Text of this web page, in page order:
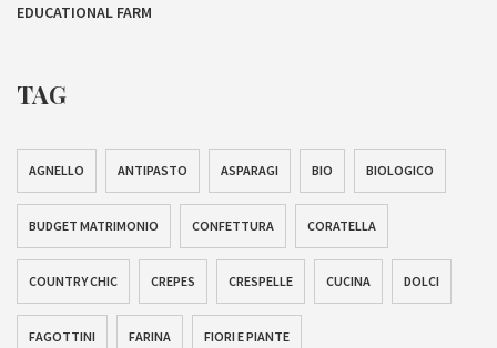
EDUCATIONAL FARM
TAG
AGNELLO ANTIPASTO ASPARAGI BIO BIOLOGICO
BUDGET MATRIMONIO CONFETTURA CORATELLA
COUNTRY CHIC CREPES CRESPELLE CUCINA DOLCI
FAGOTTINI FARINA FIORI E PIANTE